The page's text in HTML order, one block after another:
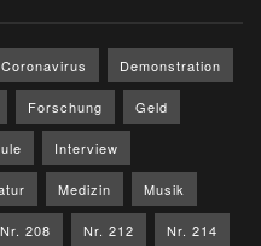
Coronavirus Demonstration
Forschung Geld
Interview
Medizin Musik
Nr. 208 Nr. 212 Nr. 214